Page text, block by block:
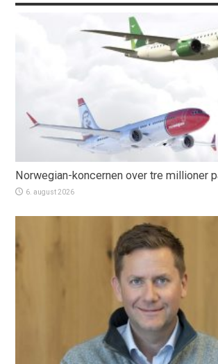
Norwegian-koncernen over tre millioner
6. august 2026